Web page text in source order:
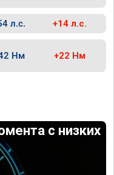
л.с. +14 л.с.
Нм +22 Нм
с низких